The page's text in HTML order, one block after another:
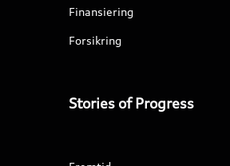
Finansiering
Forsikring
Stories of Progress